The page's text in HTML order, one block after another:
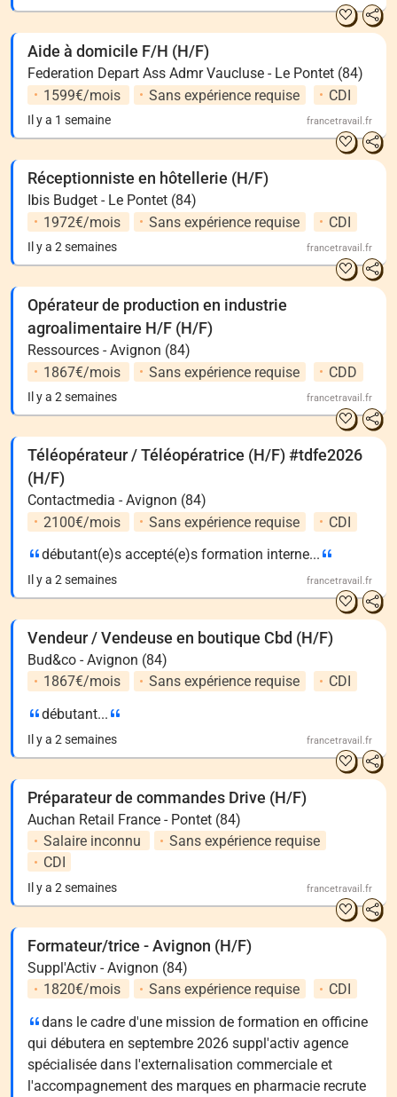
Aide à domicile F/H (H/F)
Federation Depart Ass Admr Vaucluse - Le Pontet (84)
1599€/mois
Sans expérience requise CDI
Il y a 1 semaine francetravail.fr
Réceptionniste en hôtellerie (H/F)
Ibis Budget - Le Pontet (84)
1972€/mois
Sans expérience requise CDI
Il y a 2 semaines francetravail.fr
Opérateur de production en industrie
agroalimentaire H/F (H/F)
Ressources - Avignon (84)
1867€/mois
Sans expérience requise CDD
Il y a 2 semaines francetravail.fr
Téléopérateur / Téléopératrice (H/F) #tdfe2026
(H/F)
Contactmedia - Avignon (84)
2100€/mois
Sans expérience requise
CDI
débutant(e)s accepté(e)s formation interne...
Il y a 2 semaines francetravail.fr
Vendeur / Vendeuse en boutique Cbd (H/F)
Bud&co - Avignon (84)
1867€/mois
Sans expérience requise
CDI
débutant...
Il y a 2 semaines francetravail.fr
Préparateur de commandes Drive (H/F)
Auchan Retail France - Pontet (84)
Salaire inconnu
Sans expérience requise
CDI
Il y a 2 semaines francetravail.fr
Formateur/trice - Avignon (H/F)
Suppl'Activ - Avignon (84)
1820€/mois
Sans expérience requise
CDI
dans le cadre d'une mission de formation en officine
qui débutera en septembre 2026 suppl'activ agence
spécialisée dans l'externalisation commerciale et
l'accompagnement des marques en pharmacie recrute